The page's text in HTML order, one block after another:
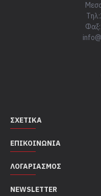
ΣΧΕΤΙΚΆ
ΕΠΙΚΟΙΝΩΝΊΑ
ΛΟΓΑΡΙΑΣΜΌΣ
NEWSLETTER